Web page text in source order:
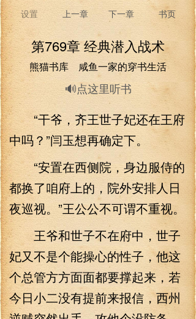
设置 上一章 下一章 书页
第769章 经典潜入战术
熊猫书库 咸鱼一家的穿书生活
🔊点这里听书
“干爷，齐王世子妃还在王府
中吗？”闫玉想再确定下。
“安置在西侧院，身边服侍的
都换了咱府上的，院外安排人日
夜巡视。”王公公不可谓不重视。
王爷和世子不在府中，世子
妃又不是个能操心的性子，他这
个总管方方面面都要撑起来，若
今日小二没有提前来报信，西州